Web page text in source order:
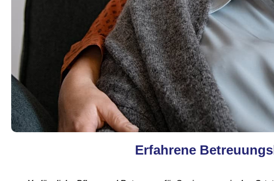
Erfahrene